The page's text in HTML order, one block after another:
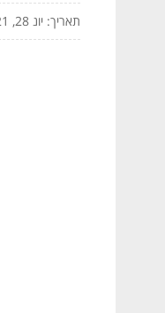
תאריך: יונ 28, 2021